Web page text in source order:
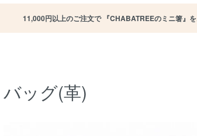
11,000円以上のご注文で 『CHABATREEのミニ箸』を
バッグ(革)